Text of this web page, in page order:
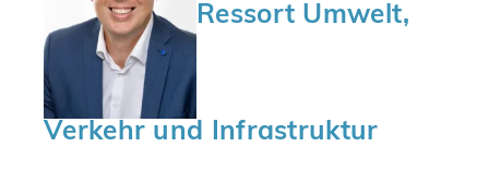
Ressort Umwelt,
Verkehr und Infrastruktur